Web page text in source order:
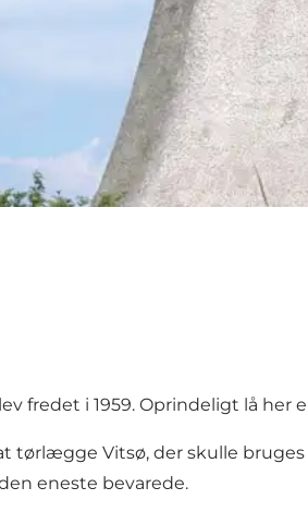
fredet i 1959. Oprindeligt lå her
Vitsø, der skulle
eneste bevarede.